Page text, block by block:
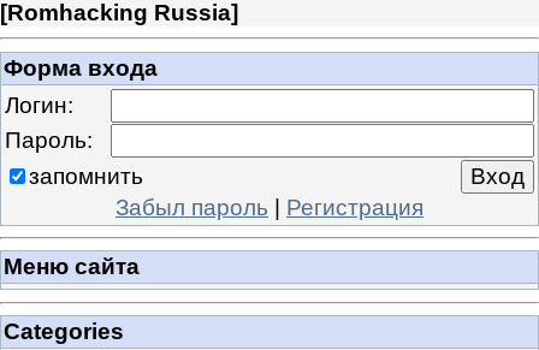
[Romhacking Russia]
Форма входа
Логин:
Пароль:
запомнить
Забыл пароль | Регистрация
Меню сайта
Categories